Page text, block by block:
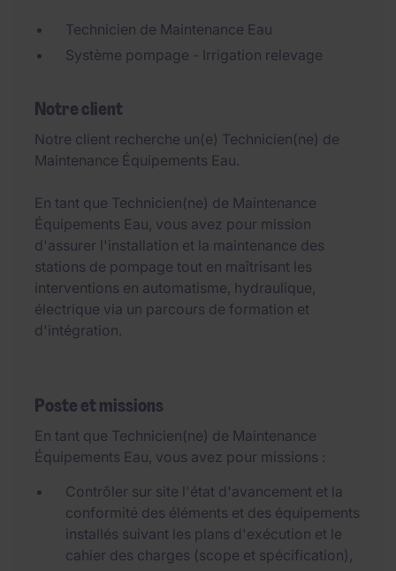
Technicien de Maintenance Eau
Système pompage - Irrigation relevage
Notre client
Notre client recherche un(e) Technicien(ne) de
Maintenance Équipements Eau.
En tant que Technicien(ne) de Maintenance
Équipements Eau, vous avez pour mission
d'assurer l'installation et la maintenance des
stations de pompage tout en maîtrisant les
interventions en automatisme, hydraulique,
électrique via un parcours de formation et
d'intégration.
Poste et missions
En tant que Technicien(ne) de Maintenance
Équipements Eau, vous avez pour missions :
Contrôler sur site l'état d'avancement et la
conformité des éléments et des équipements
installés suivant les plans d'exécution et le
cahier des charges (scope et spécification),